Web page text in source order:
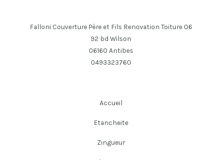
Falloni Couverture Père et Fils Renovation Toiture 06
92 bd Wilson
06160 Antibes
0493323760
Accueil
Etancheite
Zingueur